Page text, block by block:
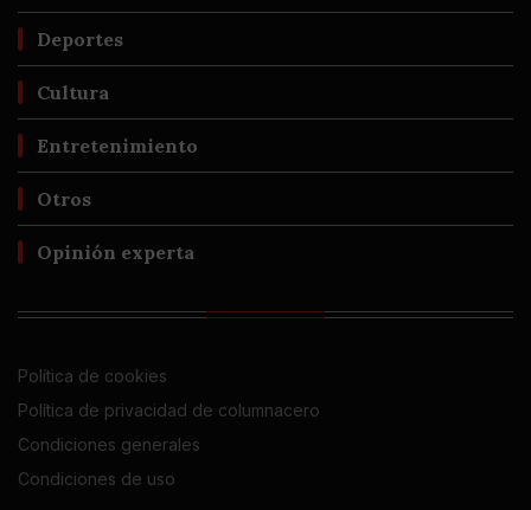
Deportes
Cultura
Entretenimiento
Otros
Opinión experta
Política de cookies
Política de privacidad de columnacero
Condiciones generales
Condiciones de uso